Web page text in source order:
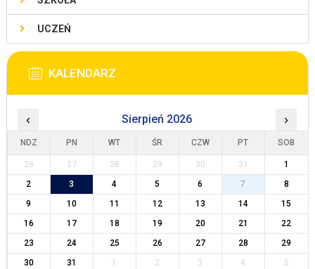
UCZEŃ
KALENDARZ
‹ Sierpień 2026 ›
NDZ PN WT ŚR CZW PT SOB
26 27 28 29 30 31
1
2
3 4 5 6 7
8
9
10 11 12 13 14
15
16
17 18 19 20 21
22
23
24 25 26 27 28
29
30
31 1 2 3 4 5